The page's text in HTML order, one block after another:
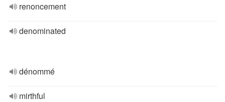
renoncement
denominated
dénommé
mirthful